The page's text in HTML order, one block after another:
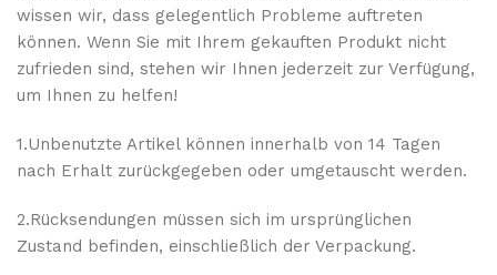
wissen wir, dass gelegentlich Probleme auftreten
können. Wenn Sie mit Ihrem gekauften Produkt nicht
zufrieden sind, stehen wir Ihnen jederzeit zur Verfügung,
um Ihnen zu helfen!
1.Unbenutzte Artikel können innerhalb von 14 Tagen
nach Erhalt zurückgegeben oder umgetauscht werden.
2.Rücksendungen müssen sich im ursprünglichen
Zustand befinden, einschließlich der Verpackung.